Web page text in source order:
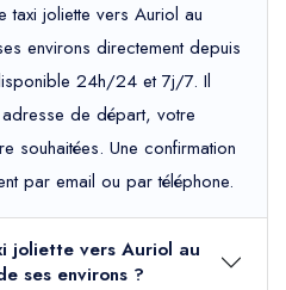
taxi joliette vers Auriol au
environs directement depuis
24h/24 et 7j/7. Il
de départ, votre
souhaitées. Une confirmation
par email ou par téléphone.
joliette vers Auriol au
ses environs ?